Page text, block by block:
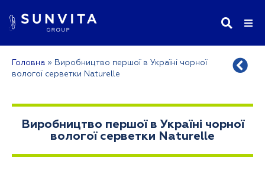
Головна » Виробництво першої в Україні чорної
вологої серветки Naturelle
Виробництво першої в Україні чорної
вологої серветки Naturelle